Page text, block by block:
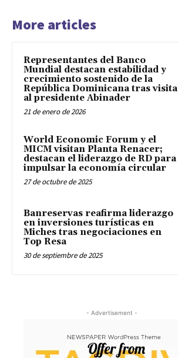
More articles
Representantes del Banco
Mundial destacan estabilidad y
crecimiento sostenido de la
República Dominicana tras visita
al presidente Abinader
21 de enero de 2026
World Economic Forum y el
MICM visitan Planta Renacer;
destacan el liderazgo de RD para
impulsar la economía circular
27 de octubre de 2025
Banreservas reafirma liderazgo
en inversiones turísticas en
Miches tras negociaciones en
Top Resa
30 de septiembre de 2025
- Advertisement -